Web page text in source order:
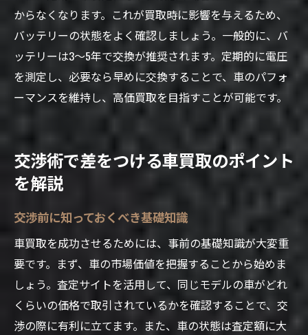
からなくなります。これが買取時に影響を与えるため、
バッテリーの状態をよく確認しましょう。一般的に、バ
ッテリーは3〜5年で交換が推奨されます。定期的に電圧
を測定し、必要なら早めに交換することで、車のパフォ
ーマンスを維持し、高価買取を目指すことが可能です。
交渉術で差をつける車買取のポイント
を解説
交渉前に知っておくべき基礎知識
車買取を成功させるためには、事前の基礎知識が大変重
要です。まず、車の市場価値を把握することから始めま
しょう。査定サイトを活用して、同じモデルの車がどれ
くらいの価格で取引されているかを確認することで、交
渉の際に有利に立てます。また、車の状態は査定額に大